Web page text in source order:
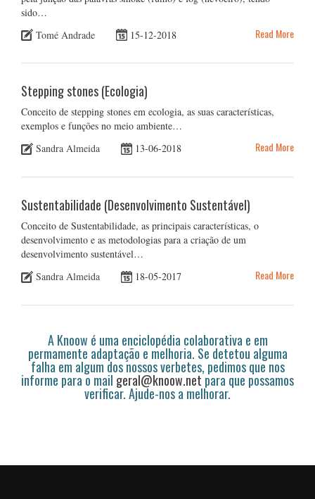
sido…
Tomé Andrade
15-12-2018 Read More
Stepping stones (Ecologia)
Conceito de stepping stones em ecologia, as suas características,
exemplos e funções no meio ambiente…
Sandra Almeida
13-06-2018 Read More
Sustentabilidade (Desenvolvimento Sustentável)
Conceito de Sustentabilidade, as principais características, o
desenvolvimento e as metodologias para a criação de um
desenvolvimento sustentável…
Sandra Almeida
18-05-2017 Read More
A Knoow é uma enciclopédia colaborativa e em
permamente adaptação e melhoria. Se detetou alguma
falha em algum dos nossos verbetes, pedimos que nos
informe para o mail geral@knoow.netpara que possamos
verificar. Ajude-nos a melhorar.